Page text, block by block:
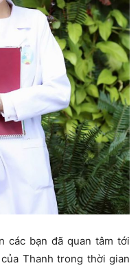
các bạn đã quan tâm tới
Thanh trong thời gian